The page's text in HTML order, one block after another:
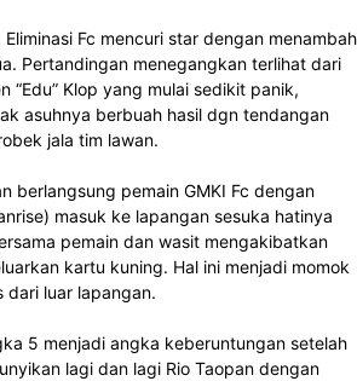
Fc mencuri star dengan menambah
Pertandingan menegangkan terlihat dari
“Edu” Klop yang mulai sedikit panik,
asuhnya berbuah hasil dgn tendangan
jala tim lawan.
berlangsung pemain GMKI Fc dengan
masuk ke lapangan sesuka hatinya
pemain dan wasit mengakibatkan
kartu kuning. Hal ini menjadi momok
dari luar lapangan.
5 menjadi angka keberuntungan setelah
lagi dan lagi Rio Taopan dengan